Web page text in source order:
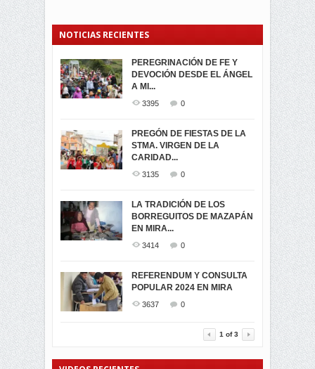
NOTICIAS RECIENTES
PEREGRINACIÓN DE FE Y
DEVOCIÓN DESDE EL ÁNGEL
A MI...
3395 0
PREGÓN DE FIESTAS DE LA
STMA. VIRGEN DE LA
CARIDAD...
3135 0
LA TRADICIÓN DE LOS
BORREGUITOS DE MAZAPÁN
EN MIRA...
3414 0
REFERENDUM Y CONSULTA
POPULAR 2024 EN MIRA
3637 0
PROCESIÓN DE LA VIRGEN
DE LA CARIDAD 2024
3062
-ENCENDIDO DEL ARBOL DE
...
MIRA
3441
TRIUNFO DE...
SEGUNDA VUELTA
ELECCIONES
PRESIDENCIALES 2023 EN
M...
ELECCION CRUCIAL:
SEGUNDA VUELTA
PRESIDENCIAL EL 1...
VIRTUALES ASAMBLEISTAS
POR LA PROVINCIA DEL
CARCHI...
MIRA.EC FUE
GALARDONADA
1 of3